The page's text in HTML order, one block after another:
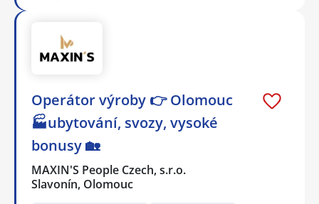
Operátor výroby 👉 Olomouc
🏭ubytování, svozy, vysoké
bonusy 🏡
MAXIN'S People Czech, s.r.o.
Slavonín, Olomouc